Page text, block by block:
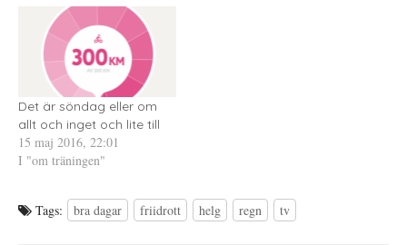
f
ö
t
r
) t
n
y
ö
n
s
t
e
r
Det är söndag eller om
allt och inget och lite till
15 maj 2016, 22:01
I "om träningen"
Tags: bra dagar friidrott helg regn tv